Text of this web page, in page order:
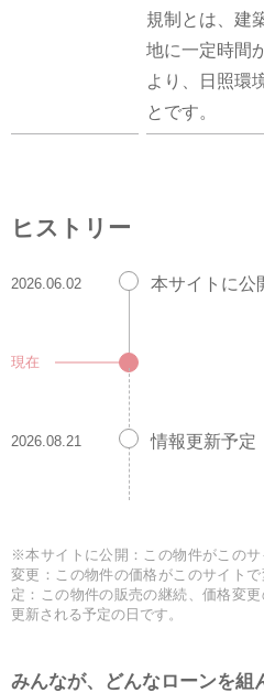
規制とは、建
地に一定時間
より、日照環
とです。
ヒストリー
2026.06.02 本サイトに公
現在
2026.08.21 情報更新予定
※本サイトに公開：この物件がこの
変更：この物件の価格がこのサイト
定：この物件の販売の継続、価格変
更新される予定の日です。
みんなが、どんなローンを組